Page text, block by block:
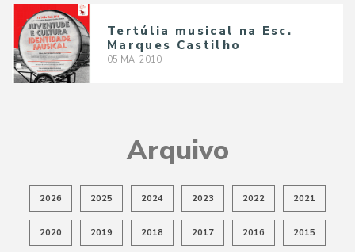
Tertúlia musical na Esc.
Marques Castilho
05 MAI 2010
Arquivo
2026 2025 2024 2023 2022 2021
2020 2019 2018 2017 2016 2015